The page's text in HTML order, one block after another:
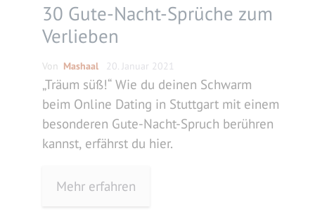
30 Gute-Nacht-Sprüche zum
Verlieben
Von Mashaal 20. Januar 2021
„Träum süß!“ Wie du deinen Schwarm
beim Online Dating in Stuttgart mit einem
besonderen Gute-Nacht-Spruch berühren
kannst, erfährst du hier.
Mehr erfahren